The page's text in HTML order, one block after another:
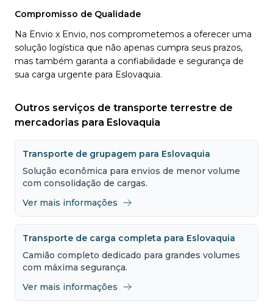
Compromisso de Qualidade
Na Envio x Envio, nos comprometemos a oferecer uma
solução logística que não apenas cumpra seus prazos,
mas também garanta a confiabilidade e segurança de
sua carga urgente para Eslovaquia.
Outros serviços de transporte terrestre de
mercadorias para Eslovaquia
Transporte de grupagem para Eslovaquia
Solução econômica para envios de menor volume
com consolidação de cargas.
Ver mais informações
Transporte de carga completa para Eslovaquia
Camião completo dedicado para grandes volumes
com máxima segurança.
Ver mais informações